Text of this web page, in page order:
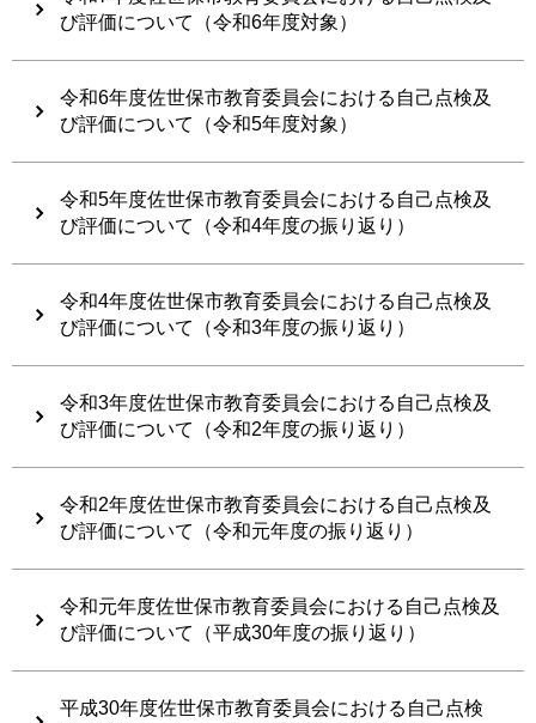
び評価について（令和6年度対象）
令和6年度佐世保市教育委員会における自己点検及
び評価について（令和5年度対象）
令和5年度佐世保市教育委員会における自己点検及
び評価について（令和4年度の振り返り）
令和4年度佐世保市教育委員会における自己点検及
び評価について（令和3年度の振り返り）
令和3年度佐世保市教育委員会における自己点検及
び評価について（令和2年度の振り返り）
令和2年度佐世保市教育委員会における自己点検及
び評価について（令和元年度の振り返り）
令和元年度佐世保市教育委員会における自己点検及
び評価について（平成30年度の振り返り）
平成30年度佐世保市教育委員会における自己点検